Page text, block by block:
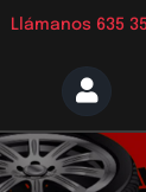
Llámanos 635